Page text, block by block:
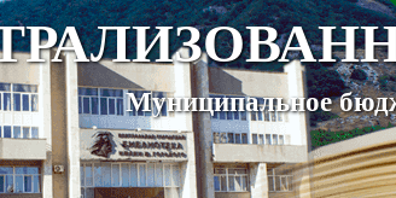
Муниципальное